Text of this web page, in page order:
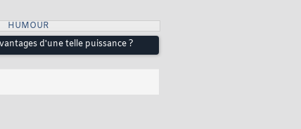
HUMOUR
d'une telle puissance ?